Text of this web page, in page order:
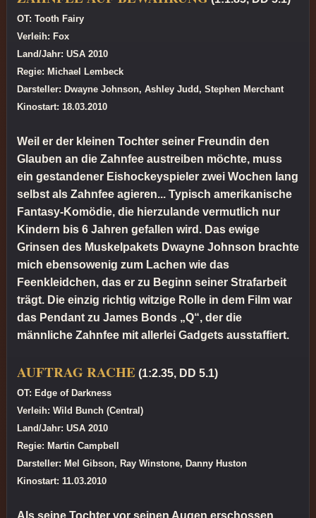
OT: Tooth Fairy
Verleih: Fox
Land/Jahr: USA 2010
Regie: Michael Lembeck
Darsteller: Dwayne Johnson, Ashley Judd, Stephen Merchant
Kinostart: 18.03.2010
Weil er der kleinen Tochter seiner Freundin den
Glauben an die Zahnfee austreiben möchte, muss
ein gestandener Eishockeyspieler zwei Wochen lang
selbst als Zahnfee agieren... Typisch amerikanische
Fantasy-Komödie, die hierzulande vermutlich nur
Kindern bis 6 Jahren gefallen wird. Das ewige
Grinsen des Muskelpakets Dwayne Johnson brachte
mich ebensowenig zum Lachen wie das
Feenkleidchen, das er zu Beginn seiner Strafarbeit
trägt. Die einzig richtig witzige Rolle in dem Film war
das Pendant zu James Bonds „Q“, der die
männliche Zahnfee mit allerlei Gadgets ausstaffiert.
AUFTRAG RACHE (1:2.35, DD 5.1)
OT: Edge of Darkness
Verleih: Wild Bunch (Central)
Land/Jahr: USA 2010
Regie: Martin Campbell
Darsteller: Mel Gibson, Ray Winstone, Danny Huston
Kinostart: 11.03.2010